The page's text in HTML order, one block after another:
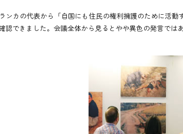
カの代表から「自国にも住民の権利擁護のために活
できました。会議全体から見るとやや異色の発言では